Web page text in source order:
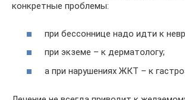
конкретные проблемы:
при бессоннице надо идти к
при экземе – к дерматологу;
а при нарушениях ЖКТ – к